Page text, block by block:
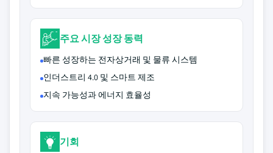
주요 시장 성장 동력
빠른 성장하는 전자상거래 및 물류 시스템
인더스트리 4.0 및 스마트 제조
지속 가능성과 에너지 효율성
기회